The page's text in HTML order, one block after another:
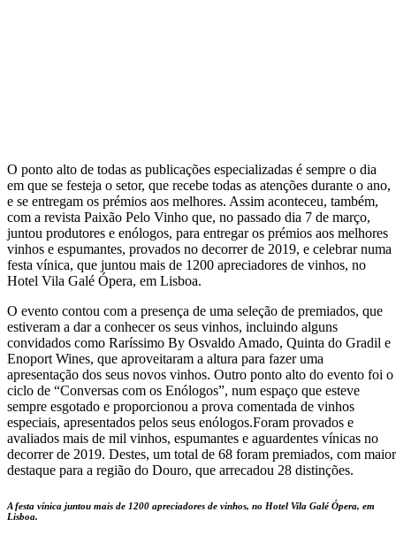
O ponto alto de todas as publicações especializadas é sempre o dia
em que se festeja o setor, que recebe todas as atenções durante o ano,
e se entregam os prémios aos melhores. Assim aconteceu, também,
com a revista Paixão Pelo Vinho que, no passado dia 7 de março,
juntou produtores e enólogos, para entregar os prémios aos melhores
vinhos e espumantes, provados no decorrer de 2019, e celebrar numa
festa vínica, que juntou mais de 1200 apreciadores de vinhos, no
Hotel Vila Galé Ópera, em Lisboa.
O evento contou com a presença de uma seleção de premiados, que
estiveram a dar a conhecer os seus vinhos, incluindo alguns
convidados como Raríssimo By Osvaldo Amado, Quinta do Gradil e
Enoport Wines, que aproveitaram a altura para fazer uma
apresentação dos seus novos vinhos. Outro ponto alto do evento foi o
ciclo de “Conversas com os Enólogos”, num espaço que esteve
sempre esgotado e proporcionou a prova comentada de vinhos
especiais, apresentados pelos seus enólogos.Foram provados e
avaliados mais de mil vinhos, espumantes e aguardentes vínicas no
decorrer de 2019. Destes, um total de 68 foram premiados, com maior
destaque para a região do Douro, que arrecadou 28 distinções.
A festa vínica juntou mais de 1200 apreciadores de vinhos, no Hotel Vila Galé Ópera, em
Lisboa.